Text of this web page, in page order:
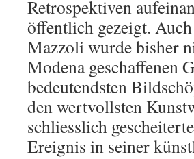
Retrospektiven
öffentlich gezeigt.
Mazzoli wurde bisher
Modena geschaffenen
bedeutendsten
den wertvollsten
schliesslich
Ereignis in seiner